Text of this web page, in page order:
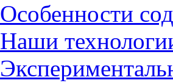
Особенности
Наши